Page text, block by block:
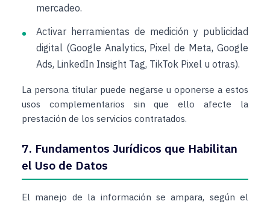
mercadeo.
Activar herramientas de medición y publicidad
digital (Google Analytics, Pixel de Meta, Google
Ads, LinkedIn Insight Tag, TikTok Pixel u otras).
La persona titular puede negarse u oponerse a estos
usos complementarios sin que ello afecte la
prestación de los servicios contratados.
7. Fundamentos Jurídicos que Habilitan
el Uso de Datos
El manejo de la información se ampara, según el